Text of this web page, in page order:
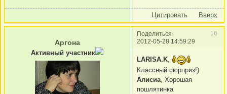
Цитировать Вверх
Поделиться
16
2012-05-28 14:59:29
Аргона
Активный участник
LARISA.K
Классный сюрприз!)
Алисиа , Хорошая
пошлятинка